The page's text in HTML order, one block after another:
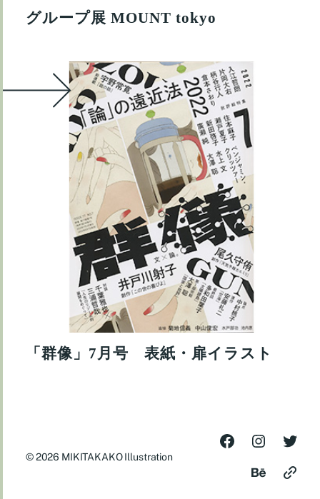
グループ展 MOUNT tokyo
「群像」7月号 表紙・扉イラスト
© 2026 MIKITAKAKO Illustration